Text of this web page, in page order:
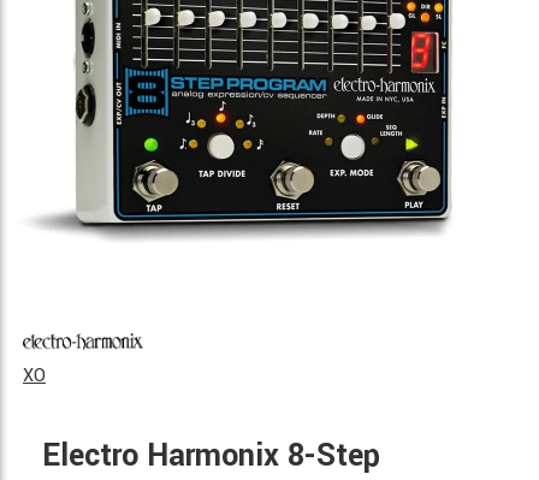
XO
Electro Harmonix 8-Step